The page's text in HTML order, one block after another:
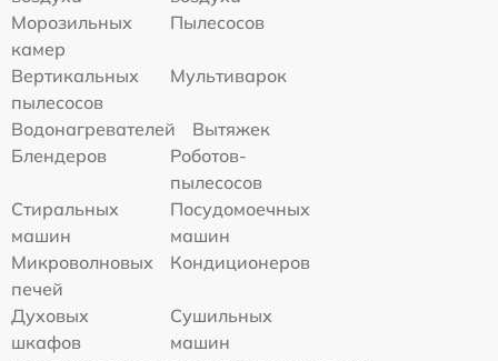
Морозильных
камер
Пылесосов
Вертикальных
пылесосов
Мультиварок
Водонагревателей
Вытяжек
Блендеров
Роботов-
пылесосов
Стиральных
машин
Посудомоечных
машин
Микроволновых
печей
Кондиционеров
Духовых
шкафов
Сушильных
машин